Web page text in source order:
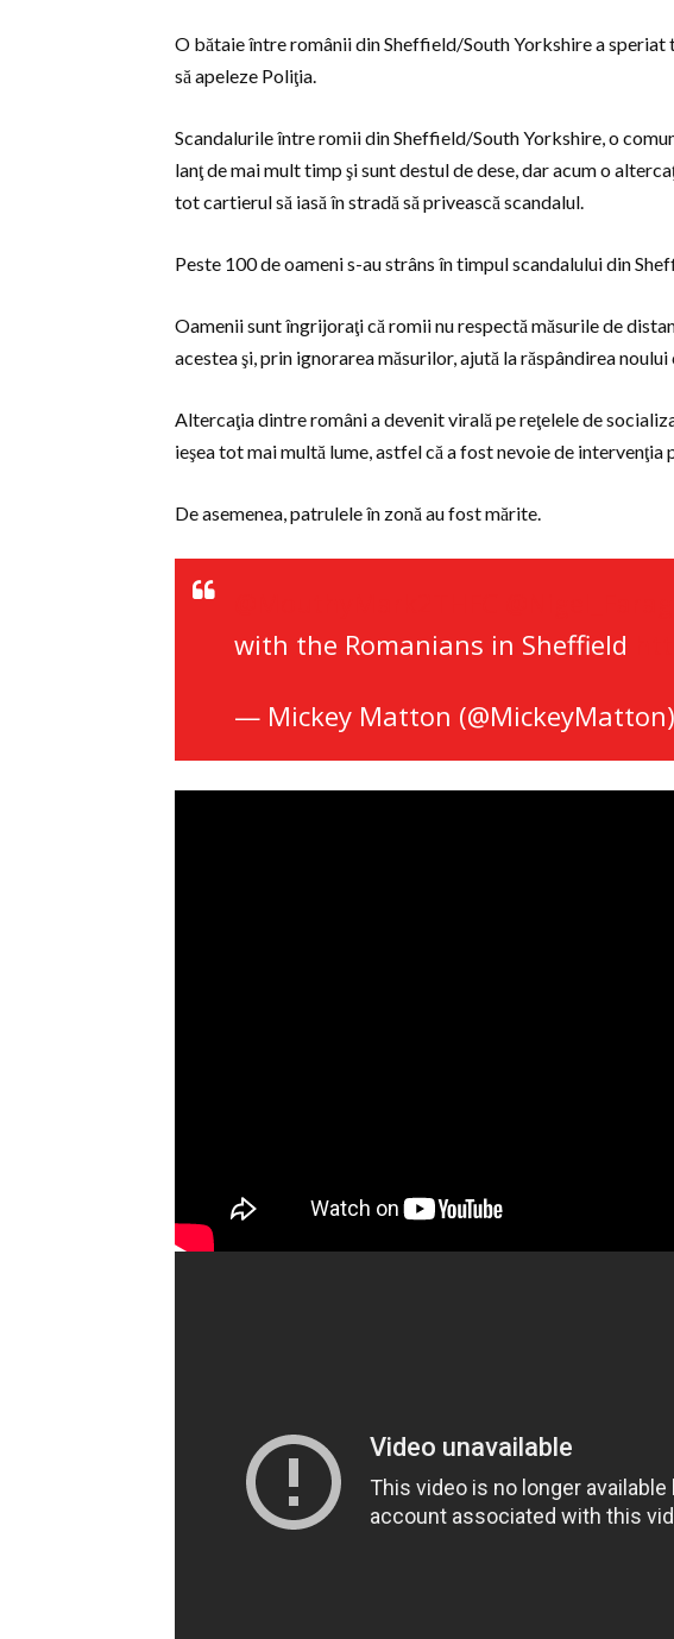
O bătaie între românii din Sheffield/South Yorkshire a
să apeleze Poliţia.
Scandalurile între romii din Sheffield/South Yorkshire, o
lanţ de mai mult timp şi sunt destul de dese, dar acum o
tot cartierul să iasă în stradă să privească scandalul.
Peste 100 de oameni s-au strâns în timpul scandalului din
Oamenii sunt îngrijoraţi că romii nu respectă măsurile de
acestea şi, prin ignorarea măsurilor, ajută la răspândirea
Altercaţia dintre români a devenit virală pe reţelele de
ieşea tot mai multă lume, astfel că a fost nevoie de
De asemenea, patrulele în zonă au fost mărite.
with the Romanians in Sheffield
— Mickey Matton (@MickeyMatton)